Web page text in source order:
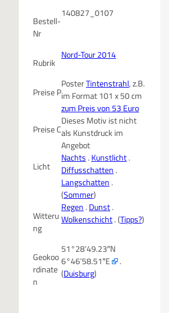
Bestell-
Nr
140827_0107
Rubrik
Nord-Tour 2014
Preise P
PosterTintenstrahl, z.B.
im Format 101 x 50 cm
zum Preis von 53 Euro
Preise C
Dieses Motiv ist nicht
als Kunstdruck im
Angebot
Licht
Nachts . Kunstlicht.
Diffusschatten .
Langschatten .
(Sommer)
Witteru
ng
Regen . Dunst.
Wolkenschicht. (Tipps?)
Geokoo
rdinate
n
51°28’49.23″N
6°46’58.51″E
.
(Duisburg)